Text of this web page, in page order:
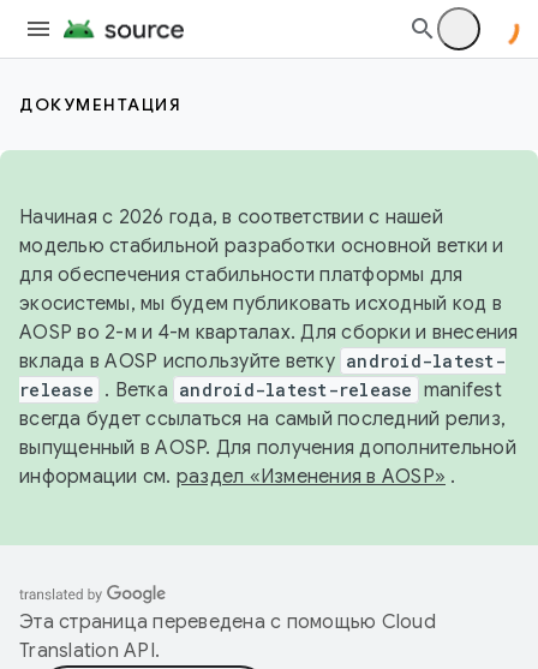
ДОКУМЕНТАЦИЯ
Начиная с 2026 года, в соответствии с нашей
моделью стабильной разработки основной ветки и
для обеспечения стабильности платформы для
экосистемы, мы будем публиковать исходный код в
AOSP во 2-м и 4-м кварталах. Для сборки и внесения
вклада в AOSP используйте ветку android-latest-
release . Ветка android-latest-release manifest
всегда будет ссылаться на самый последний релиз,
выпущенный в AOSP. Для получения дополнительной
информации см. раздел «Изменения в AOSP» .
Эта страница переведена с помощью Cloud
Translation API.